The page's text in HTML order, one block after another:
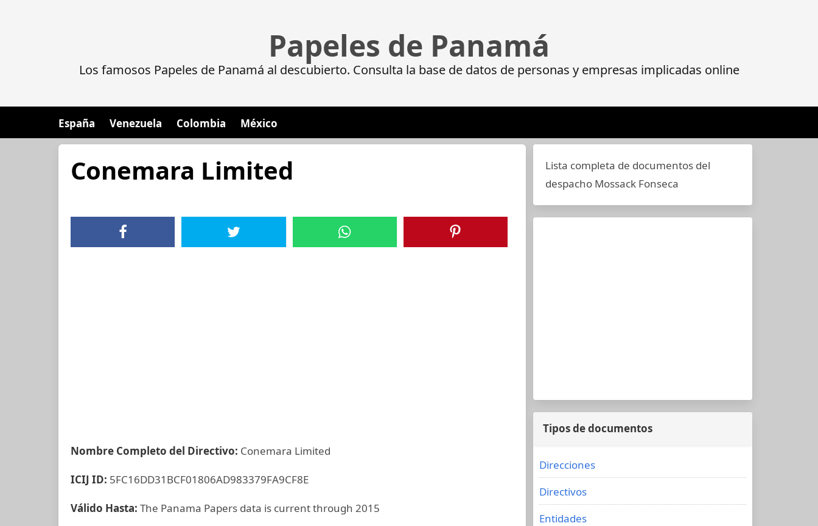
Papeles de Panamá
Los famosos Papeles de Panamá al descubierto. Consulta la base de datos de personas y empresas implicadas online
España Venezuela Colombia México
Conemara Limited
Nombre Completo del Directivo: Conemara Limited
ICIJ ID: 5FC16DD31BCF01806AD983379FA9CF8E
Válido Hasta: The Panama Papers data is current through 2015
Lista completa de documentos del
despacho Mossack Fonseca
Tipos de documentos
Direcciones
Directivos
Entidades